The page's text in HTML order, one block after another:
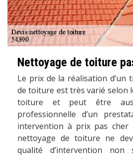
Nettoyage de toiture
Le prix de la réalisation d’un
de toiture est très varié selon
toiture et peut être
professionnelle d’un
intervention à prix pas
nettoyage de toiture ne
qualité d’intervention non